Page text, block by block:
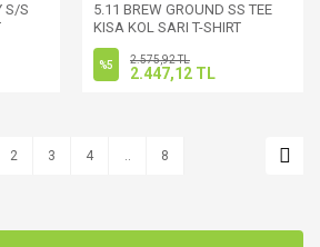
S/S
5.11 BREW GROUND SS TEE
KISA KOL SARI T-SHIRT
%5 2.575,92 TL
2.447,12 TL
2 3 4 .. 8